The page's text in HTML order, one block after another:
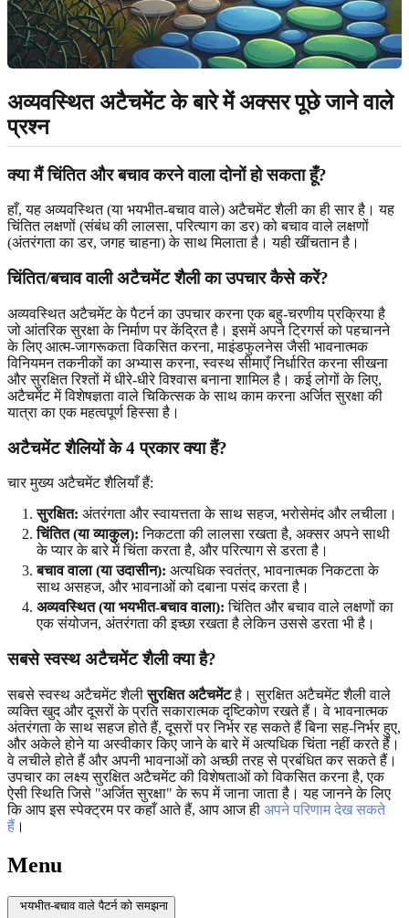
अव्यवस्थित अटैचमेंट के बारे में अक्सर पूछे जाने वाले
प्रश्न
क्या मैं चिंतित और बचाव करने वाला दोनों हो सकता हूँ?
हाँ, यह अव्यवस्थित (या भयभीत-बचाव वाले) अटैचमेंट शैली का ही सार है। यह
चिंतित लक्षणों (संबंध की लालसा, परित्याग का डर) को बचाव वाले लक्षणों
(अंतरंगता का डर, जगह चाहना) के साथ मिलाता है। यही खींचतान है।
चिंतित/बचाव वाली अटैचमेंट शैली का उपचार कैसे करें?
अव्यवस्थित अटैचमेंट के पैटर्न का उपचार करना एक बहु-चरणीय प्रक्रिया है
जो आंतरिक सुरक्षा के निर्माण पर केंद्रित है। इसमें अपने ट्रिगर्स को पहचानने
के लिए आत्म-जागरूकता विकसित करना, माइंडफुलनेस जैसी भावनात्मक
विनियमन तकनीकों का अभ्यास करना, स्वस्थ सीमाएँ निर्धारित करना सीखना
और सुरक्षित रिश्तों में धीरे-धीरे विश्वास बनाना शामिल है। कई लोगों के लिए,
अटैचमेंट में विशेषज्ञता वाले चिकित्सक के साथ काम करना अर्जित सुरक्षा की
यात्रा का एक महत्वपूर्ण हिस्सा है।
अटैचमेंट शैलियों के 4 प्रकार क्या हैं?
चार मुख्य अटैचमेंट शैलियाँ हैं:
सुरक्षित: अंतरंगता और स्वायत्तता के साथ सहज, भरोसेमंद और लचीला।
चिंतित (या व्याकुल): निकटता की लालसा रखता है, अक्सर अपने साथी
के प्यार के बारे में चिंता करता है, और परित्याग से डरता है।
बचाव वाला (या उदासीन): अत्यधिक स्वतंत्र, भावनात्मक निकटता के
साथ असहज, और भावनाओं को दबाना पसंद करता है।
अव्यवस्थित (या भयभीत-बचाव वाला): चिंतित और बचाव वाले लक्षणों का
एक संयोजन, अंतरंगता की इच्छा रखता है लेकिन उससे डरता भी है।
सबसे स्वस्थ अटैचमेंट शैली क्या है?
सबसे स्वस्थ अटैचमेंट शैलीसुरक्षित अटैचमेंटहै। सुरक्षित अटैचमेंट शैली वाले
व्यक्ति खुद और दूसरों के प्रति सकारात्मक दृष्टिकोण रखते हैं। वे भावनात्मक
अंतरंगता के साथ सहज होते हैं, दूसरों पर निर्भर रह सकते हैं बिना सह-निर्भर हुए,
और अकेले होने या अस्वीकार किए जाने के बारे में अत्यधिक चिंता नहीं करते हैं।
वे लचीले होते हैं और अपनी भावनाओं को अच्छी तरह से प्रबंधित कर सकते हैं।
उपचार का लक्ष्य सुरक्षित अटैचमेंट की विशेषताओं को विकसित करना है, एक
ऐसी स्थिति जिसे "अर्जित सुरक्षा" के रूप में जाना जाता है। यह जानने के लिए
कि आप इस स्पेक्ट्रम पर कहाँ आते हैं, आप आज ही अपने परिणाम देख सकते
हैं ।
Menu
भयभीत-बचाव वाले पैटर्न को समझना